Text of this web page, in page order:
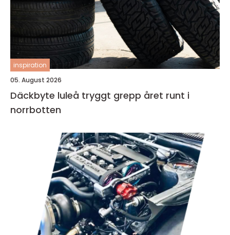
inspiration
05. August 2026
Däckbyte luleå tryggt grepp året runt i
norrbotten